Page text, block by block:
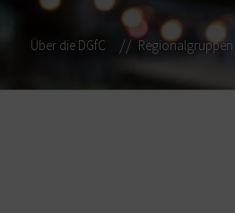
Über die DGfC Regionalgruppen